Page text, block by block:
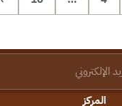
المركز